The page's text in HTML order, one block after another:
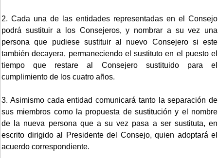
2. Cada una de las entidades representadas en el Consejo
podrá sustituir a los Consejeros, y nombrar a su vez una
persona que pudiese sustituir al nuevo Consejero si este
también decayera, permaneciendo el sustituto en el puesto el
tiempo que restare al Consejero sustituido para el
cumplimiento de los cuatro años.
3. Asimismo cada entidad comunicará tanto la separación de
sus miembros como la propuesta de sustitución y el nombre
de la nueva persona que a su vez pasa a ser sustituta, en
escrito dirigido al Presidente del Consejo, quien adoptará el
acuerdo correspondiente.